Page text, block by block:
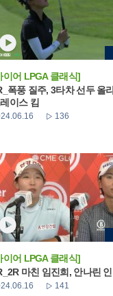
이어 LPGA 클래식]
폭풍 질주, 3타차 선두 올
이스 킴
136
이어 LPGA 클래식]
마친 임진희, 안나린
141